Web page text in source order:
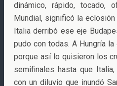
dinámico, rápido, tocado,
Mundial, significó la
Italia derribó ese eje
pudo con todas. A Hungría
porque así lo quisieron los
semifinales hasta que
con un diluvio que inundó